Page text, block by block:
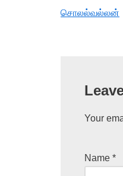
சொலல்வல்லன்
Your
Name *